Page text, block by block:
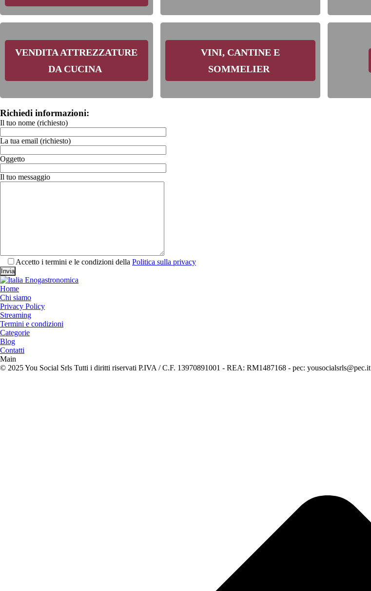
VENDITA ATTREZZATURE
DA CUCINA
VINI, CANTINE E
SOMMELIER
Richiedi informazioni:
Il tuo nome (richiesto)
La tua email (richiesto)
Oggetto
Il tuo messaggio
Accetto i termini e le condizioni della Politica sulla privacy
Home
Chi siamo
Privacy Policy
Streaming
Termini e condizioni
Categorie
Blog
Contatti
Main
© 2025 You Social Srls Tutti i diritti riservati P.IVA / C.F. 13970891001 - REA: RM1487168 - pec: yousocialsrls@pec.it